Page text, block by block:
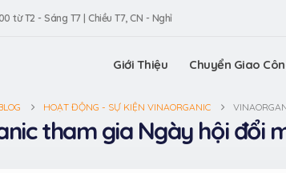
từ T2 - Sáng T7 | Chiều T7, CN - Nghỉ
Giới Thiệu Chuyển Giao
HOẠT ĐỘNG - SỰ KIỆN VINAORGANIC
tham gia Ngày hội đổi